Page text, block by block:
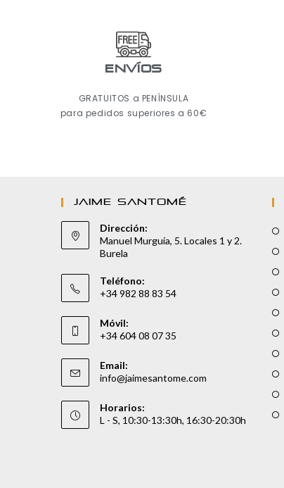
ENVÍOS
GRATUITOS a PENÍNSULA
para pedidos superiores a 60€
JAIME SANTOMÉ
Dirección:
Manuel Murguía, 5. Locales 1 y 2.
Burela
Teléfono:
+34 982 88 83 54
Móvil:
+34 604 08 07 35
Email:
info@jaimesantome.com
Horarios:
L - S, 10:30-13:30h, 16:30-20:30h